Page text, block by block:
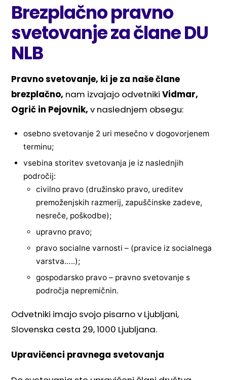
Brezplačno pravno
svetovanje za člane DU
NLB
Pravno svetovanje, ki je za naše člane
brezplačno, nam izvajajo odvetnikiVidmar,
Ogrič in Pejovnik, v naslednjem obsegu:
osebno svetovanje 2 uri mesečno v dogovorjenem
terminu;
vsebina storitev svetovanja je iz naslednjih
področij:
civilno pravo (družinsko pravo, ureditev
premoženjskih razmerij, zapuščinske zadeve,
nesreče, poškodbe);
upravno pravo;
pravo socialne varnosti – (pravice iz socialnega
varstva…..);
gospodarsko pravo – pravno svetovanje s
področja nepremičnin.
Odvetniki imajo svojo pisarno v Ljubljani,
Slovenska cesta 29, 1000 Ljubljana.
Upravičenci pravnega svetovanja